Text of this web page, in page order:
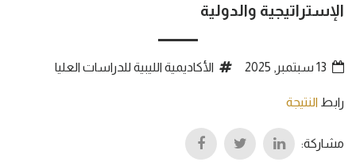
الإستراتيجية والدولية
13 سبتمبر, 2025 الأكاديمية الليبية للدراسات العليا
رابط النتيجة
مشاركة: